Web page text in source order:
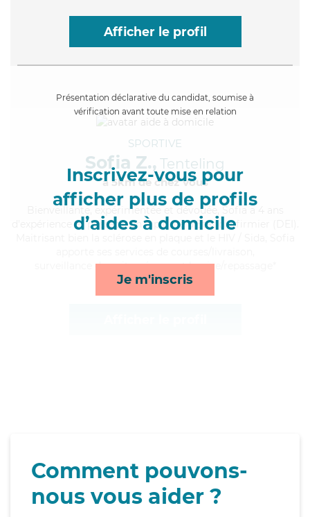
Afficher le profil
Présentation déclarative du candidat, soumise à
vérification avant toute mise en relation
Inscrivez-vous pour
afficher plus de profils
d’aides à domicile
Je m'inscris
SPORTIVE
Sofia Z., Tenteling
à 5km de chez Vous
, expérimentée et dévouée, Sofia a 4 ans
d'expérience et possède un diplôme d'Etat d'infirmier (DEI).
surveillance de nuit, ménage et lessive/repassage*
Comment pouvons-
nous vous aider ?